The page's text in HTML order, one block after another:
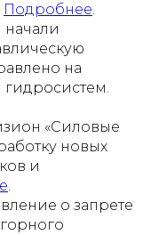
Подробнее.
начали
на
«Силовые
новых
и
.
о запрете